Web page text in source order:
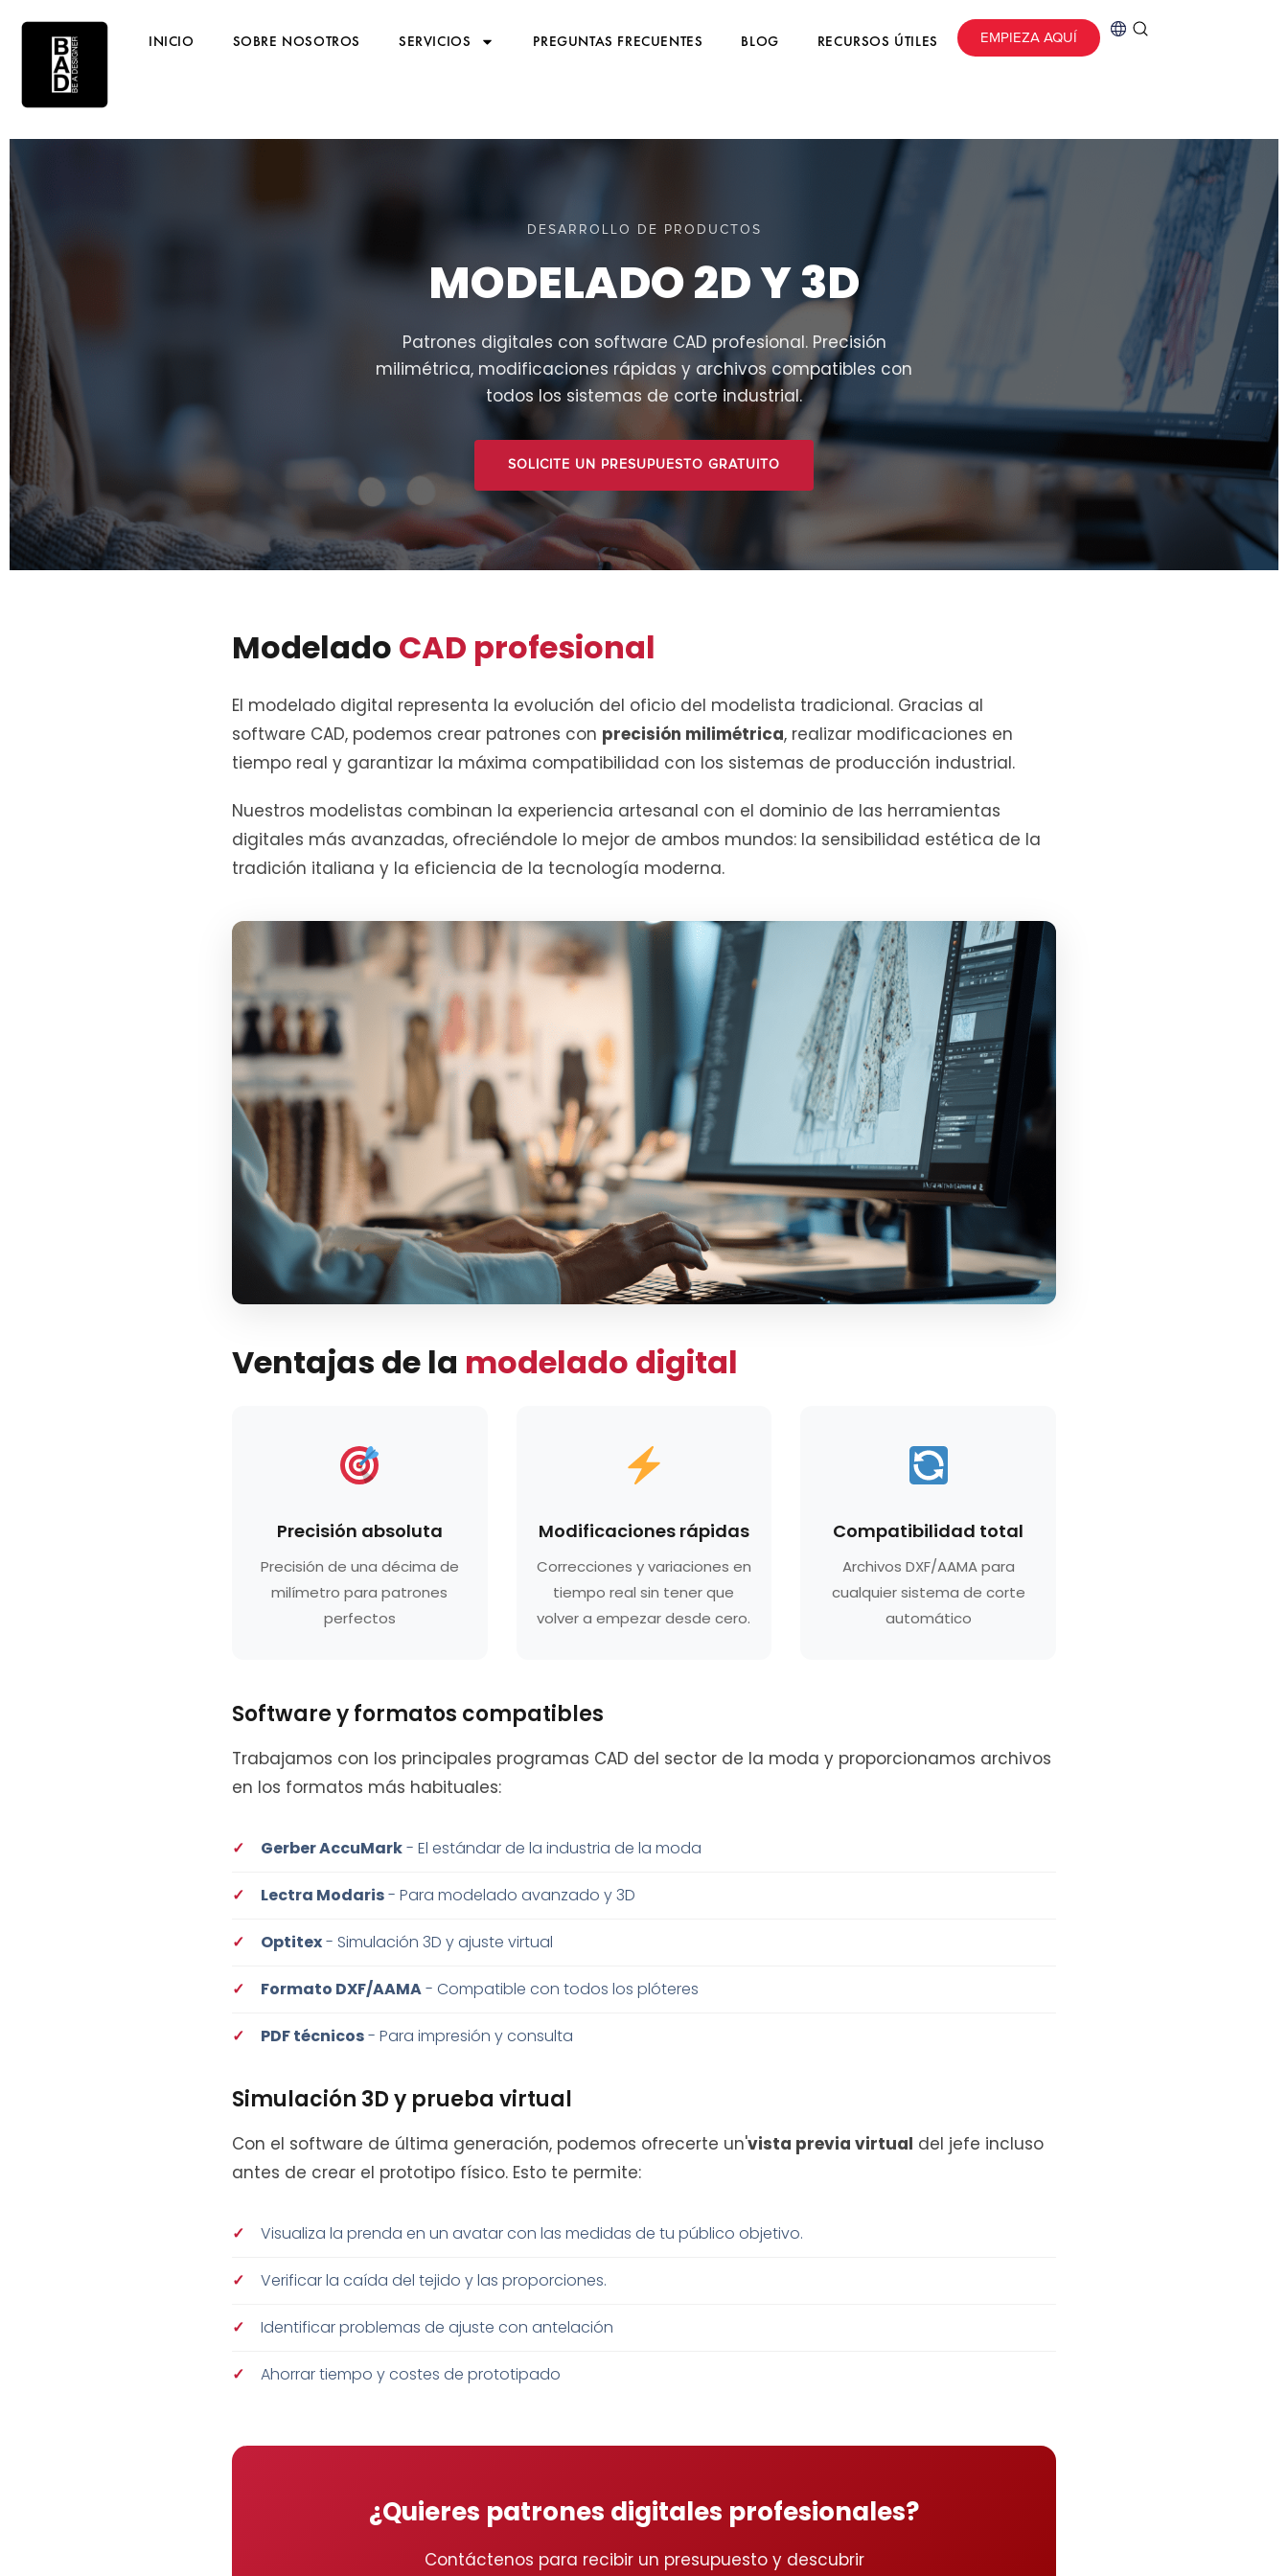
INICIO SOBRE NOSOTROS SERVICIOS PREGUNTAS FRECUENTES BLOG RECURSOS ÚTILES EMPIEZA AQUÍ
DESARROLLO DE PRODUCTOS
MODELADO 2D Y 3D
Patrones digitales con software CAD profesional. Precisión
milimétrica, modificaciones rápidas y archivos compatibles con
todos los sistemas de corte industrial.
SOLICITE UN PRESUPUESTO GRATUITO
Modelado CAD profesional
El modelado digital representa la evolución del oficio del modelista tradicional. Gracias al
software CAD, podemos crear patrones con precisión milimétrica, realizar modificaciones en
tiempo real y garantizar la máxima compatibilidad con los sistemas de producción industrial.
Nuestros modelistas combinan la experiencia artesanal con el dominio de las herramientas
digitales más avanzadas, ofreciéndole lo mejor de ambos mundos: la sensibilidad estética de la
tradición italiana y la eficiencia de la tecnología moderna.
Ventajas de la modelado digital
Precisión absoluta
Precisión de una décima de
milímetro para patrones
perfectos
Modificaciones rápidas
Correcciones y variaciones en
tiempo real sin tener que
volver a empezar desde cero.
Compatibilidad total
Archivos DXF/AAMA para
cualquier sistema de corte
automático
Software y formatos compatibles
Trabajamos con los principales programas CAD del sector de la moda y proporcionamos archivos
en los formatos más habituales:
Gerber AccuMark- El estándar de la industria de la moda
Lectra Modaris- Para modelado avanzado y 3D
Optitex- Simulación 3D y ajuste virtual
Formato DXF/AAMA- Compatible con todos los plóteres
PDF técnicos- Para impresión y consulta
Simulación 3D y prueba virtual
Con el software de última generación, podemos ofrecerte un'vista previa virtual del jefe incluso
antes de crear el prototipo físico. Esto te permite:
Visualiza la prenda en un avatar con las medidas de tu público objetivo.
Verificar la caída del tejido y las proporciones.
Identificar problemas de ajuste con antelación
Ahorrar tiempo y costes de prototipado
¿Quieres patrones digitales profesionales?
Contáctenos para recibir un presupuesto y descubrir